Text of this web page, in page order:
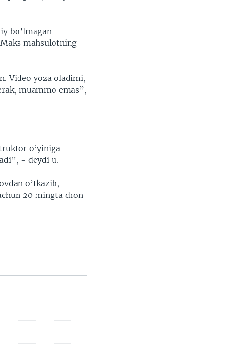
bo’lmagan
mahsulotning
Video yoza oladimi,
muammo emas”,
o’yiniga
- deydi u.
o’tkazib,
20 mingta dron